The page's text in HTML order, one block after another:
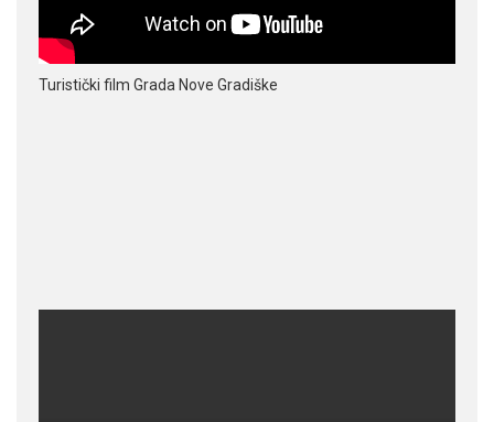
Turistički film Grada Nove Gradiške